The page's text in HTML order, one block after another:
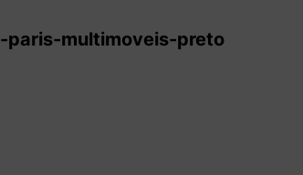
multimoveis-preto